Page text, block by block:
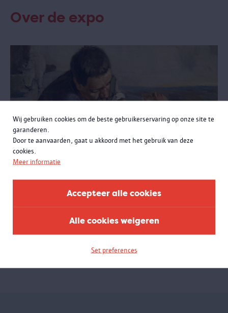
Wij gebruiken cookies om de beste gebruikerservaring op onze site te
garanderen.
Door te aanvaarden, gaat u akkoord met het gebruik van deze
cookies.
Meer informatie
Accepteer alle cookies
Alle cookies weigeren
Set preferences
Over de expo
EXPO
Over de vele gezichten van medeleven
Medeleven voelen of tonen is eigen aan de mens en kent vele
schurende kanten ervan zijn.